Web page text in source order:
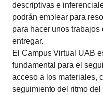
descriptivas e
podrán emplear para
para hacer unos
entregar.
El Campus Virtual UAB
fundamental para el
acceso a los materiales,
seguimiento del ritmo del